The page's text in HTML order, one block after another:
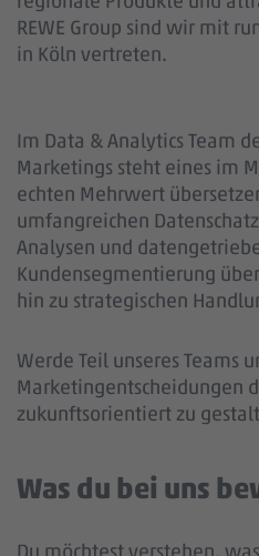
REWE Group sind wir mit
in Köln vertreten.
Im Data & Analytics Team
Marketings steht eines im
echten Mehrwert
umfangreichen
Analysen und
Kundensegmentierung
hin zu strategischen
Werde Teil unseres Teams
Marketingentscheidungen
zukunftsorientiert zu
Was du bei uns